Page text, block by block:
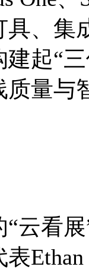
具、集
起“
质量与
云看